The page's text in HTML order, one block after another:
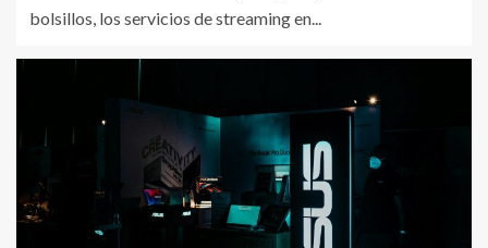
bolsillos, los servicios de streaming en...